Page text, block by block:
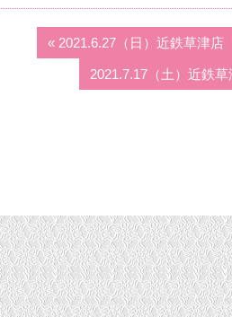
« 2021.6.27（日）近鉄草津店
2021.7.17（土）近鉄